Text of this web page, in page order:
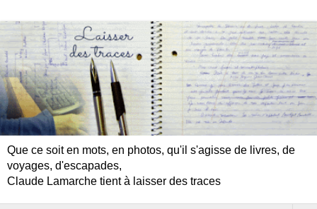
Que ce soit en mots, en photos, qu'il s'agisse de livres, de
voyages, d'escapades,
Claude Lamarche tient à laisser des traces